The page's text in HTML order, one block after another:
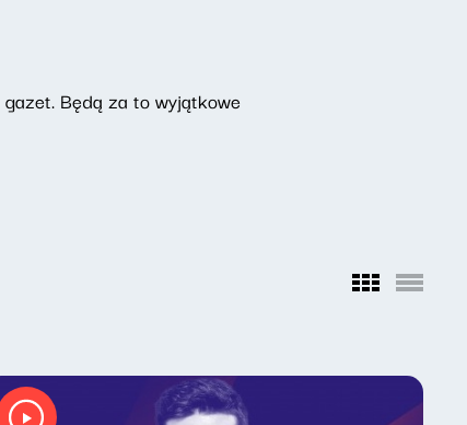
Będą za to wyjątkowe